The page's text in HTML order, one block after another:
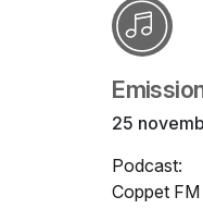
25
Podcast:
Coppet FM